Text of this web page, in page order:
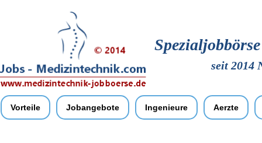
seit 2014
Vorteile Jobangebote Ingenieure Aerzte